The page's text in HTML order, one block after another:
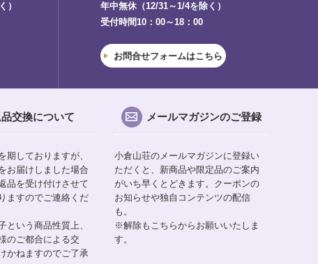
）
年中無休（12/31～1/4を除く）
受付時間10：00～18：00
お問合せフォームはこちら
交換について
期しておりますが、
お届けしました場合
品を受け付けさせて
ますのでご連絡くだ
という商品性質上、
のご都合による交
かねますのでご了承
メールマガジンのご登録
小倉山荘のメールマガジンに登録い
ただくと、新商品や限定品のご案内
がいち早くとどきます。クーポンの
お知らせや独自コンテンツの配信
も。
※解除もこちらからお願いいたしま
す。